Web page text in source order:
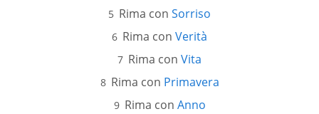
Rima con Sorriso
Rima con Verità
Rima con Vita
Rima con Primavera
Rima con Anno